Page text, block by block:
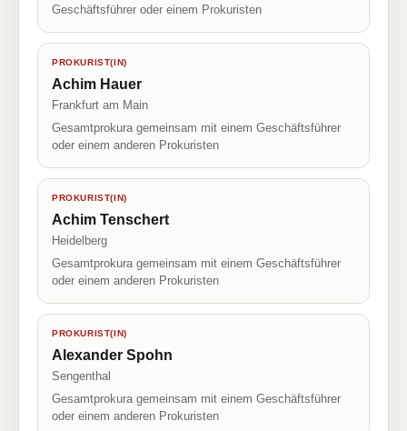
Geschäftsführer oder einem Prokuristen
PROKURIST(IN)
Achim Hauer
Frankfurt am Main
Gesamtprokura gemeinsam mit einem Geschäftsführer
oder einem anderen Prokuristen
PROKURIST(IN)
Achim Tenschert
Heidelberg
Gesamtprokura gemeinsam mit einem Geschäftsführer
oder einem anderen Prokuristen
PROKURIST(IN)
Alexander Spohn
Sengenthal
Gesamtprokura gemeinsam mit einem Geschäftsführer
oder einem anderen Prokuristen